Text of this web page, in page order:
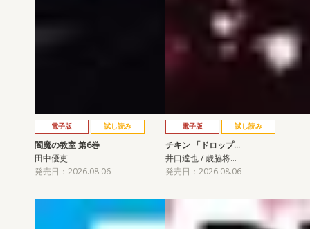
電子版 試し読み
閻魔の教室 第6巻
田中優吏
発売日：2026.08.06
電子版 試し読み
チキン 「ドロップ…
井口達也 / 歳脇将…
発売日：2026.08.06